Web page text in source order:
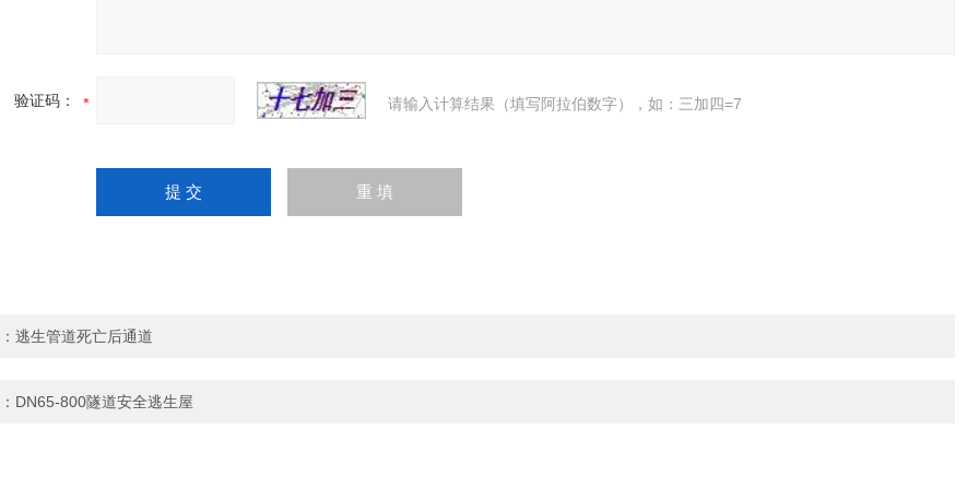
验证码： 请输入计算结果（填写阿拉伯数字），如：三加四=7
逃生管道死亡后通道
DN65-800隧道安全逃生屋